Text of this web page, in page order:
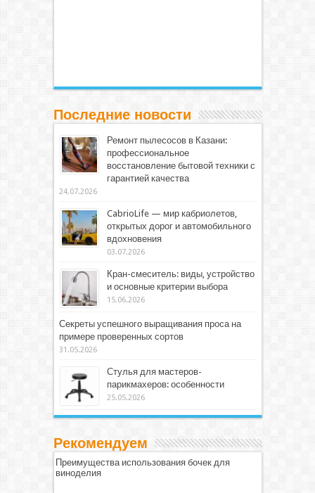
Последние новости
Ремонт пылесосов в Казани:
профессиональное
восстановление бытовой техники с
гарантией качества
24.07.2026
CabrioLife — мир кабриолетов,
открытых дорог и автомобильного
вдохновения
03.07.2026
Кран-смеситель: виды, устройство
и основные критерии выбора
15.06.2026
Секреты успешного выращивания проса на
примере проверенных сортов
31.05.2026
Стулья для мастеров-
парикмахеров: особенности
25.05.2026
Рекомендуем
Преимущества использования бочек для
виноделия